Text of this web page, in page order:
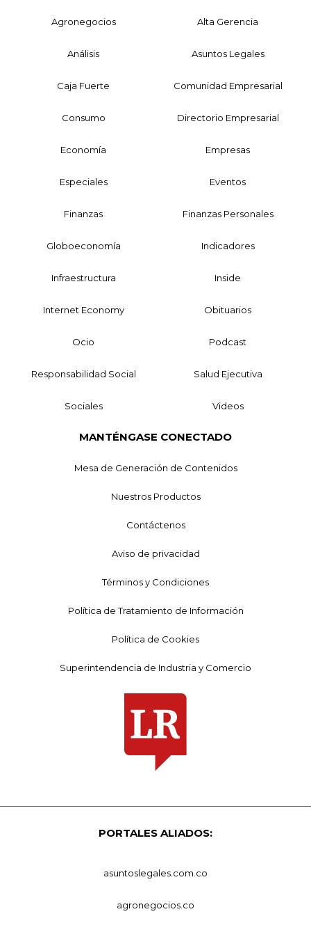
Agronegocios Alta Gerencia
Análisis Asuntos Legales
Caja Fuerte Comunidad Empresarial
Consumo Directorio Empresarial
Economía Empresas
Especiales Eventos
Finanzas Finanzas Personales
Globoeconomía Indicadores
Infraestructura Inside
Internet Economy Obituarios
Ocio Podcast
Responsabilidad Social Salud Ejecutiva
Sociales Videos
MANTÉNGASE CONECTADO
Mesa de Generación de Contenidos
Nuestros Productos
Contáctenos
Aviso de privacidad
Términos y Condiciones
Política de Tratamiento de Información
Política de Cookies
Superintendencia de Industria y Comercio
PORTALES ALIADOS:
asuntoslegales.com.co
agronegocios.co